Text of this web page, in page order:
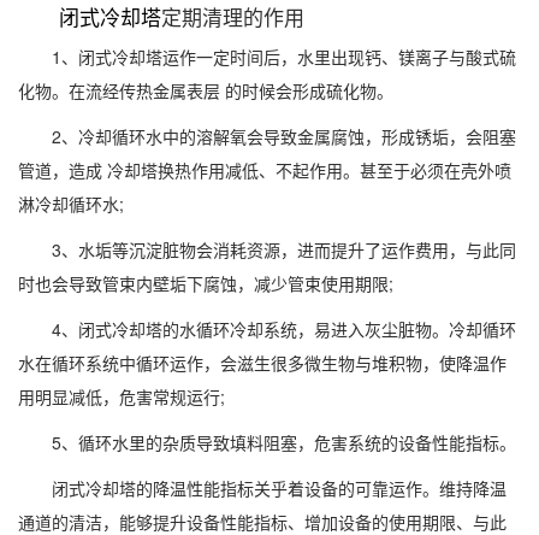
闭式冷却塔定期清理的作用
1、闭式冷却塔运作一定时间后，水里出现钙、镁离子与酸式硫
化物。在流经传热金属表层 的时候会形成硫化物。
2、冷却循环水中的溶解氧会导致金属腐蚀，形成锈垢，会阻塞
管道，造成 冷却塔换热作用减低、不起作用。甚至于必须在壳外喷
淋冷却循环水;
3、水垢等沉淀脏物会消耗资源，进而提升了运作费用，与此同
时也会导致管束内壁垢下腐蚀，减少管束使用期限;
4、闭式冷却塔的水循环冷却系统，易进入灰尘脏物。冷却循环
水在循环系统中循环运作，会滋生很多微生物与堆积物，使降温作
用明显减低，危害常规运行;
5、循环水里的杂质导致填料阻塞，危害系统的设备性能指标。
闭式冷却塔的降温性能指标关乎着设备的可靠运作。维持降温
通道的清洁，能够提升设备性能指标、增加设备的使用期限、与此